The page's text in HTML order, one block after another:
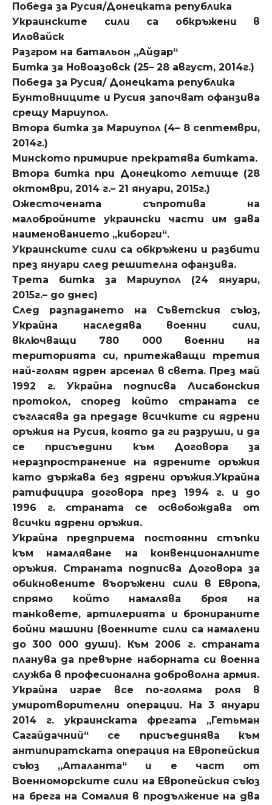
Победа за Русия/Донецката република
Украинските сили са обкръжени в
Иловайск
Разгром на батальон „Айдар“
Битка за Новоазовск (25– 28 август, 2014г.)
Победа за Русия/ Донецката република
Бунтовниците и Русия започват офанзива
срещу Мариупол.
Втора битка за Мариупол (4– 8 септември,
2014г.)
Минското примирие прекратява битката.
Втора битка при Донецкото летище (28
октомври, 2014 г.– 21 януари, 2015г.)
Ожесточената съпротива на
малобройните украински части им дава
наименованието „киборги“.
Украинските сили са обкръжени и разбити
през януари след решителна офанзива.
Трета битка за Мариупол (24 януари,
2015г.– до днес)
След разпадането на Съветския съюз,
Украйна наследява военни сили,
включващи 780 000 военни на
територията си, притежаващи третия
най-голям ядрен арсенал в света. През май
1992 г. Украйна подписва Лисабонския
протокол, според който страната се
съгласява да предаде всичките си ядрени
оръжия на Русия, която да ги разруши, и да
се присъедини към Договора за
неразпространение на ядрените оръжия
като държава без ядрени оръжия.Украйна
ратифицира договора през 1994 г. и до
1996 г. страната се освобождава от
всички ядрени оръжия.
Украйна предприема постоянни стъпки
към намаляване на конвенционалните
оръжия. Страната подписва Договора за
обикновените въоръжени сили в Европа,
спрямо който намалява броя на
танковете, артилерията и бронираните
бойни машини (военните сили са намалени
до 300 000 души). Към 2006 г. страната
планува да превърне наборната си военна
служба в професионална доброволна армия.
Украйна играе все по-голяма роля в
умиротворителни операции. На 3 януари
2014 г. украинската фрегата „Гетьман
Сагайдачний“ се присъединява към
антипиратската операция на Европейския
съюз „Аталанта“ и е част от
Военноморските сили на Европейския съюз
на брега на Сомалия в продължение на два